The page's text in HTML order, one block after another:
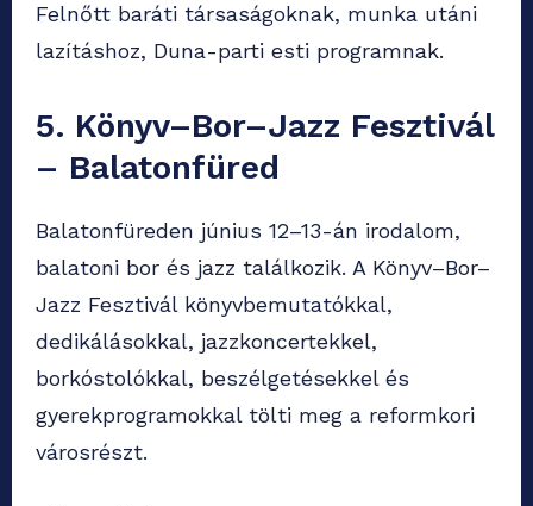
Felnőtt baráti társaságoknak, munka utáni
lazításhoz, Duna-parti esti programnak.
5. Könyv–Bor–Jazz Fesztivál
– Balatonfüred
Balatonfüreden június 12–13-án irodalom,
balatoni bor és jazz találkozik. A Könyv–Bor–
Jazz Fesztivál könyvbemutatókkal,
dedikálásokkal, jazzkoncertekkel,
borkóstolókkal, beszélgetésekkel és
gyerekprogramokkal tölti meg a reformkori
városrészt.